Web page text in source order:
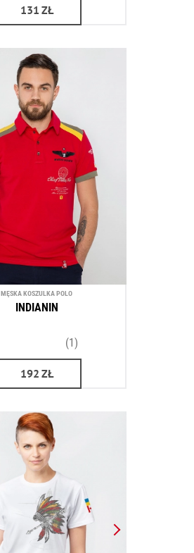
131 ZŁ
MĘSKA KOSZULKA POLO
INDIANIN
(1)
192 ZŁ